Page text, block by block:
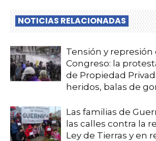
NOTICIAS RELACIONADAS
Tensión y represión
Congreso: la
de Propiedad
heridos, balas de
Las familias de
las calles contra la
Ley de Tierras y en